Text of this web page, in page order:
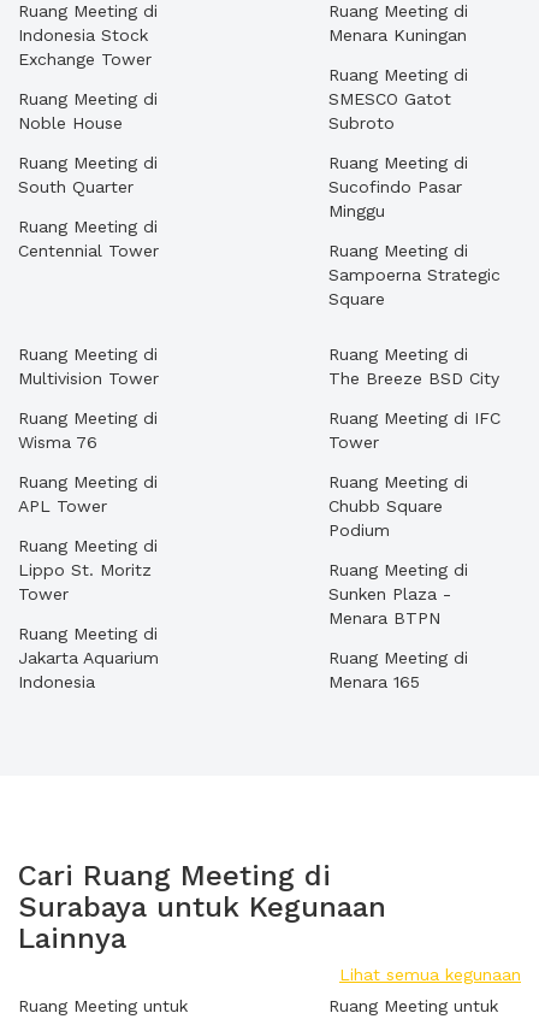
Ruang Meeting di
Indonesia Stock
Exchange Tower
Ruang Meeting di
Noble House
Ruang Meeting di
South Quarter
Ruang Meeting di
Centennial Tower
Ruang Meeting di
Menara Kuningan
Ruang Meeting di
SMESCO Gatot
Subroto
Ruang Meeting di
Sucofindo Pasar
Minggu
Ruang Meeting di
Sampoerna Strategic
Square
Ruang Meeting di
Multivision Tower
Ruang Meeting di
Wisma 76
Ruang Meeting di
APL Tower
Ruang Meeting di
Lippo St. Moritz
Tower
Ruang Meeting di
Jakarta Aquarium
Indonesia
Ruang Meeting di
The Breeze BSD City
Ruang Meeting di IFC
Tower
Ruang Meeting di
Chubb Square
Podium
Ruang Meeting di
Sunken Plaza -
Menara BTPN
Ruang Meeting di
Menara 165
Cari Ruang Meeting di
Surabaya untuk Kegunaan
Lainnya
Lihat semua kegunaan
Ruang Meeting untuk
Ruang Meeting untuk